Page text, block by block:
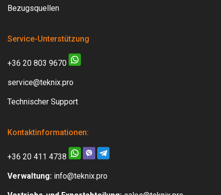
Bezugsquellen
Service-Unterstützung
+36 20 803 9670
service@teknix.pro
Technischer Support
Kontaktinformationen:
+36 20 411 4738
Verwaltung: info@teknix.pro